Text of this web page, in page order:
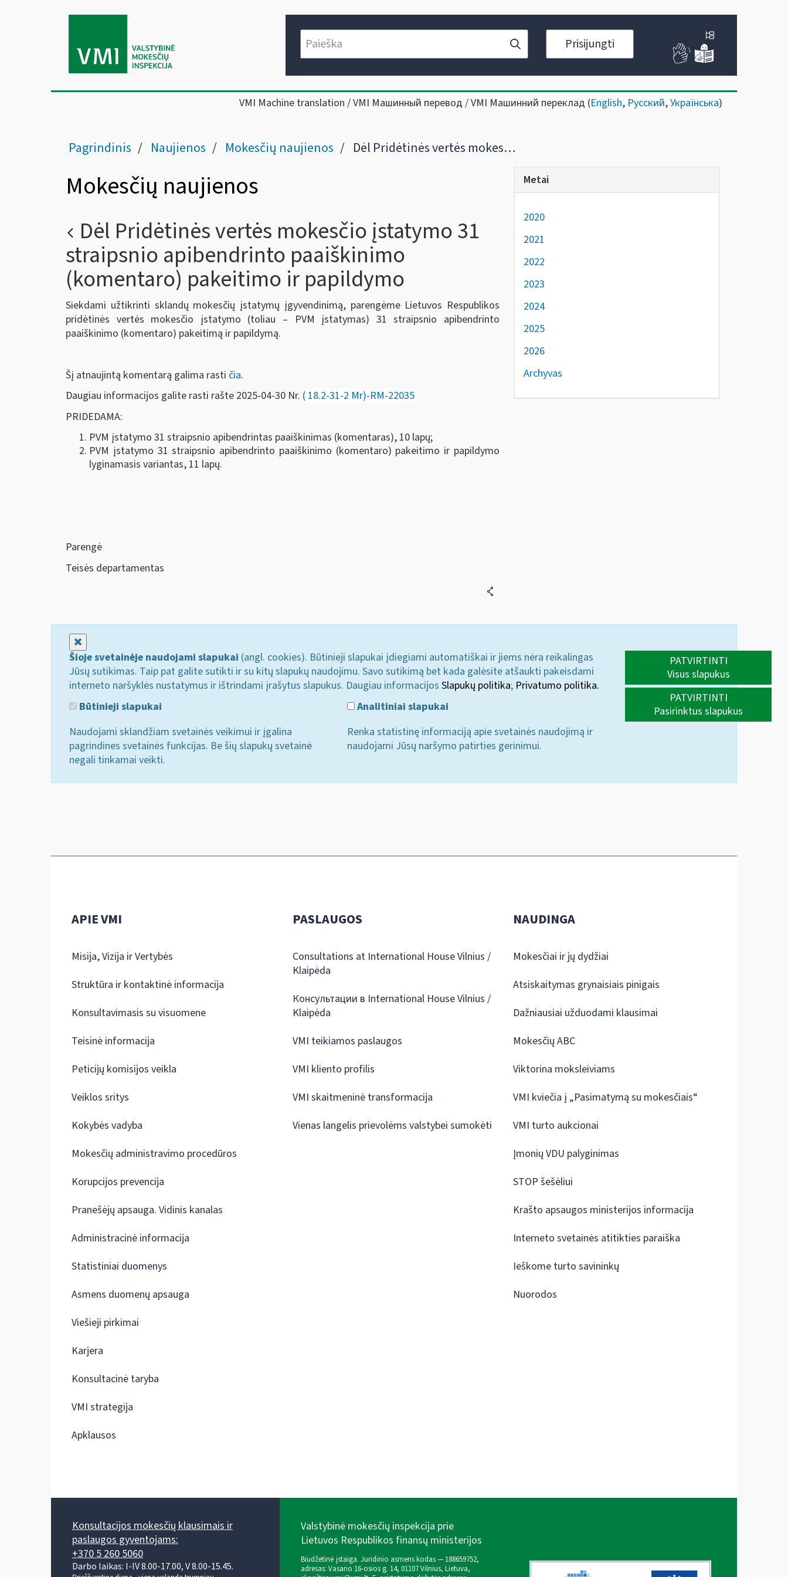
Prisijungti
VMI Machine translation / VMI Машинный перевод / VMI Машинний переклад (English, Русский,Українська)
Pagrindinis Naujienos Mokesčių naujienos Dėl Pridėtinės vertės mokesčio įstatymo 31 straipsnio apibendrinto paaiškinimo (komentaro) pakeitimo ir papildymo
Mokesčių naujienos
Dėl Pridėtinės vertės mokesčio įstatymo 31
straipsnio apibendrinto paaiškinimo
(komentaro) pakeitimo ir papildymo
Siekdami užtikrinti sklandų mokesčių įstatymų įgyvendinimą, parengėme Lietuvos Respublikos
pridėtinės vertės mokesčio įstatymo (toliau – PVM įstatymas) 31 straipsnio apibendrinto
paaiškinimo (komentaro) pakeitimą ir papildymą.
Šį atnaujintą komentarą galima rasti čia.
Daugiau informacijos galite rasti rašte 2025-04-30 Nr. ( 18.2-31-2 Mr)-RM-22035
PRIDEDAMA:
PVM įstatymo 31 straipsnio apibendrintas paaiškinimas (komentaras), 10 lapų;
PVM įstatymo 31 straipsnio apibendrinto paaiškinimo (komentaro) pakeitimo ir papildymo
lyginamasis variantas, 11 lapų.
Parengė
Teisės departamentas
Metai
2020
2021
2022
2023
2024
2025
2026
Archyvas
Šioje svetainėje naudojami slapukai (angl. cookies). Būtinieji slapukai įdiegiami automatiškai ir jiems nėra reikalingas
Jūsų sutikimas. Taip pat galite sutikti ir su kitų slapukų naudojimu. Savo sutikimą bet kada galėsite atšaukti pakeisdami
interneto naršyklės nustatymus ir ištrindami įrašytus slapukus. Daugiau informacijos Slapukų politika; Privatumo politika.
Būtinieji slapukai
Naudojami sklandžiam svetainės veikimui ir įgalina
pagrindines svetainės funkcijas. Be šių slapukų svetainė
negali tinkamai veikti.
Analitiniai slapukai
Renka statistinę informaciją apie svetainės naudojimą ir
naudojami Jūsų naršymo patirties gerinimui.
PATVIRTINTI
Visus slapukus
PATVIRTINTI
Pasirinktus slapukus
APIE VMI
Misija, Vizija ir Vertybės
Struktūra ir kontaktinė informacija
Konsultavimasis su visuomene
Teisinė informacija
Peticijų komisijos veikla
Veiklos sritys
Kokybės vadyba
Mokesčių administravimo procedūros
Korupcijos prevencija
Pranešėjų apsauga. Vidinis kanalas
Administracinė informacija
Statistiniai duomenys
Asmens duomenų apsauga
Viešieji pirkimai
Karjera
Konsultacinė taryba
VMI strategija
Apklausos
PASLAUGOS
Consultations at International House Vilnius /
Klaipėda
Консультации в International House Vilnius /
Klaipėda
VMI teikiamos paslaugos
VMI kliento profilis
VMI skaitmeninė transformacija
Vienas langelis prievolėms valstybei sumokėti
NAUDINGA
Mokesčiai ir jų dydžiai
Atsiskaitymas grynaisiais pinigais
Dažniausiai užduodami klausimai
Mokesčių ABC
Viktorina moksleiviams
VMI kviečia į „Pasimatymą su mokesčiais“
VMI turto aukcionai
Įmonių VDU palyginimas
STOP šešėliui
Krašto apsaugos ministerijos informacija
Interneto svetainės atitikties paraiška
Ieškome turto savininkų
Nuorodos
Konsultacijos mokesčių klausimais ir
paslaugos gyventojams:
+370 5 260 5060
Darbo laikas: I-IV 8.00-17.00, V 8.00-15.45.
Valstybinė mokesčių inspekcija prie
Lietuvos Respublikos finansų ministerijos
Biudžetinė įstaiga. Juridinio asmens kodas — 188659752,
adresas: Vasario 16-osios g. 14, 01107 Vilnius, Lietuva,